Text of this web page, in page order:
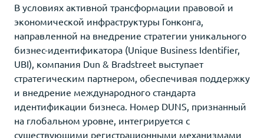
В условиях активной трансформации правовой и
экономической инфраструктуры Гонконга,
направленной на внедрение стратегии уникального
бизнес-идентификатора (Unique Business Identifier,
UBI), компания Dun & Bradstreet выступает
стратегическим партнером, обеспечивая поддержку
и внедрение международного стандарта
идентификации бизнеса. Номер DUNS, признанный
на глобальном уровне, интегрируется с
существующими регистрационными механизмами